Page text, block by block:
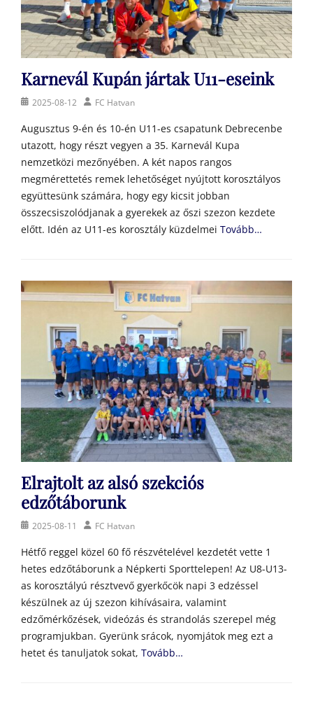
Karnevál Kupán jártak U11-eseink
Posted2025-08-12 AuthorFC Hatvan
Augusztus 9-én és 10-én U11-es csapatunk Debrecenbe
utazott, hogy részt vegyen a 35. Karnevál Kupa
nemzetközi mezőnyében. A két napos rangos
megmérettetés remek lehetőséget nyújtott korosztályos
együttesünk számára, hogy egy kicsit jobban
összecsiszolódjanak a gyerekek az őszi szezon kezdete
előtt. Idén az U11-es korosztály küzdelmei Tovább…
Elrajtolt az alsó szekciós
edzőtáborunk
Posted2025-08-11 AuthorFC Hatvan
Hétfő reggel közel 60 fő részvételével kezdetét vette 1
hetes edzőtáborunk a Népkerti Sporttelepen! Az U8-U13-
as korosztályú résztvevő gyerkőcök napi 3 edzéssel
készülnek az új szezon kihívásaira, valamint
edzőmérkőzések, videózás és strandolás szerepel még
programjukban. Gyerünk srácok, nyomjátok meg ezt a
hetet és tanuljatok sokat, Tovább…